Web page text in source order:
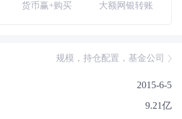
货币赢+购买 大额网银转账
规模，持仓配置，基金公司
2015-6-5
9.21亿